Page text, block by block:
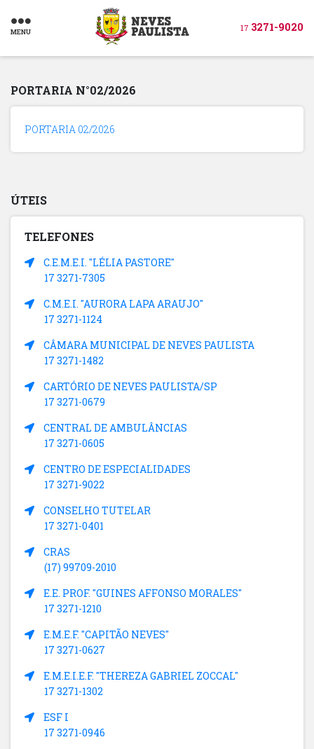
MENU 17 3271-9020
PORTARIA N°02/2026
PORTARIA 02/2026
ÚTEIS
TELEFONES
C.E.M.E.I. "LÉLIA PASTORE"
17 3271-7305
C.M.E.I. "AURORA LAPA ARAUJO"
17 3271-1124
CÂMARA MUNICIPAL DE NEVES PAULISTA
17 3271-1482
CARTÓRIO DE NEVES PAULISTA/SP
17 3271-0679
CENTRAL DE AMBULÂNCIAS
17 3271-0605
CENTRO DE ESPECIALIDADES
17 3271-9022
CONSELHO TUTELAR
17 3271-0401
CRAS
(17) 99709-2010
E.E. PROF. "GUINES AFFONSO MORALES"
17 3271-1210
E.M.E.F. "CAPITÃO NEVES"
17 3271-0627
E.M.E.I.E.F. "THEREZA GABRIEL ZOCCAL"
17 3271-1302
ESF I
17 3271-0946